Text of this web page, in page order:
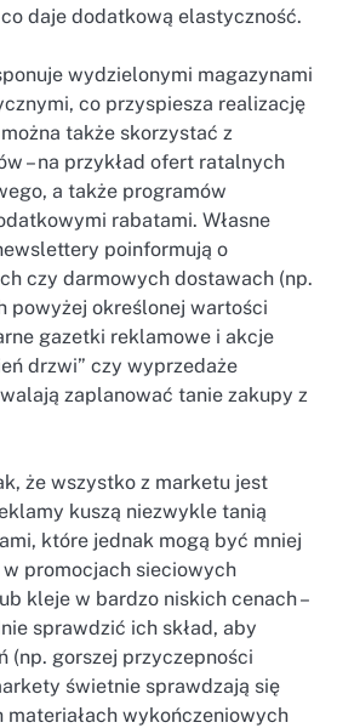
daje dodatkową elastyczność.
wydzielonymi magazynami
co przyspiesza realizację
także skorzystać z
– na przykład ofert ratalnych
a także programów
rabatami. Własne
poinformują o
czy darmowych dostawach (np.
powyżej określonej wartości
gazetki reklamowe i akcje
drzwi” czy wyprzedaże
zaplanować tanie zakupy z
że wszystko z marketu jest
kuszą niezwykle tanią
które jednak mogą być mniej
w promocjach sieciowych
kleje w bardzo niskich cenach –
sprawdzić ich skład, aby
(np. gorszej przyczepności
świetnie sprawdzają się
wykończeniowych